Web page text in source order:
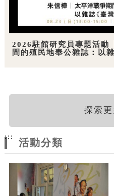
2026駐館研究員專題活動
間的殖民地奉公雜誌：以
探索
:::
活動分類